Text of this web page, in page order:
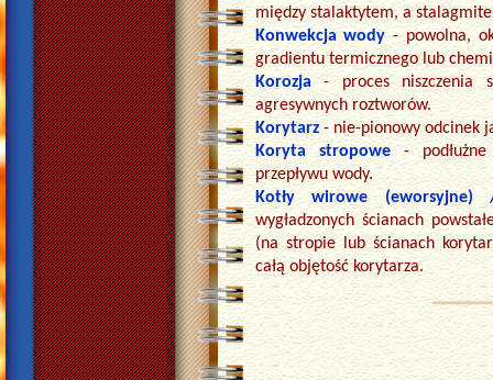
między stalaktytem, a
Konwekcja wody - powolna,
gradientu termicznego lub
Korozja
- proces niszczenia
agresywnych roztworów.
Korytarz - nie-pionowy odcinek
Koryta stropowe
-
przepływu wody.
Kotły wirowe
wygładzonych ścianach
(na stropie lub ścianach
całą objętość korytarza.